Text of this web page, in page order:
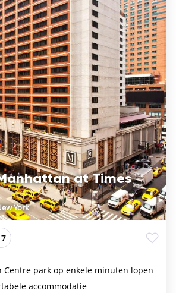
at Times
York
7
Centre park op enkele minuten lopen
accommodatie